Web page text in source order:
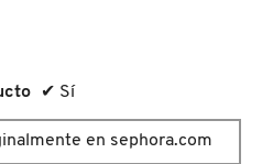
✔ Sí
en sephora.com